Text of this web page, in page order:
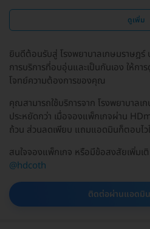
ยินดีต้อนรับสู่ โรงพยาบาลเกษมราษฎ
การบริการที่อบอุ่นและเป็นกันเอง ให้กา
โจทย์ความต้องการของคุณ
คุณสามารถใช้บริการจาก โรงพยาบาลเ
ประหยัดกว่า เมื่อจองแพ็กเกจผ่าน
ถ้วน ส่วนลดเพียบ แถมแอดมินก็ตอบไ
สนใจจองแพ็กเกจ หรือมีข้อสงสัยเพิ่มเ
@hdcoth
ติดต่อผ่านแอดมิ
ดูเพิ่ม